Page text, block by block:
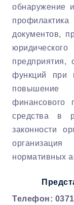
обнаружение
документов,
предприятия,
функций при
повышение
финансового
средства в
законности
нормативных
Телефон: